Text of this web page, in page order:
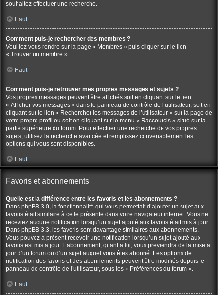
souhaitez effectuer une recherche.
Haut
Comment puis-je rechercher des membres ?
Veuillez vous rendre sur la page « Membres » puis cliquer sur le lien
« Trouver un membre ».
Haut
Comment puis-je retrouver mes propres messages et sujets ?
Vos propres messages peuvent être affichés soit en cliquant sur le lien
« Afficher vos messages » dans le panneau de contrôle de l’utilisateur, soit en
cliquant sur le lien « Rechercher les messages de l’utilisateur » sur la page de
votre propre profil ou soit en cliquant sur le menu « Raccourcis » situé sur la
partie supérieure du forum. Pour effectuer une recherche de vos propres
sujets, utilisez la recherche avancée et remplissez convenablement les
options qui vous sont disponibles.
Haut
Favoris et abonnements
Quelle est la différence entre les favoris et les abonnements ?
Dans phpBB 3.0, la fonctionnalité qui vous permettait d’ajouter un sujet aux
favoris était similaire à celle présente dans votre navigateur internet. Vous ne
receviez aucune notification lorsqu’un sujet ajouté aux favoris était mis à jour.
Dans phpBB 3.3, les favoris sont davantage similaires aux abonnements.
Vous pouvez à présent recevoir une notification lorsqu’un sujet ajouté aux
favoris est mis à jour. L’abonnement, quant à lui, vous préviendra de la mise à
jour d’un forum ou d’un sujet auquel vous êtes abonné. Les options de
notification des favoris et des abonnements peuvent être modifiés depuis le
panneau de contrôle de l’utilisateur, sous les « Préférences du forum ».
Haut